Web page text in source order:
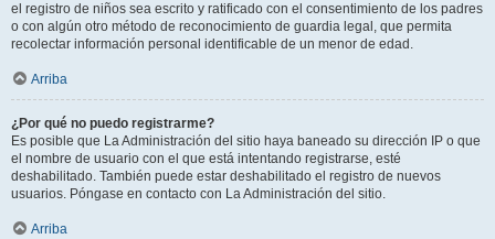
el registro de niños sea escrito y ratificado con el consentimiento de los padres
o con algún otro método de reconocimiento de guardia legal, que permita
recolectar información personal identificable de un menor de edad.
Arriba
¿Por qué no puedo registrarme?
Es posible que La Administración del sitio haya baneado su dirección IP o que
el nombre de usuario con el que está intentando registrarse, esté
deshabilitado. También puede estar deshabilitado el registro de nuevos
usuarios. Póngase en contacto con La Administración del sitio.
Arriba